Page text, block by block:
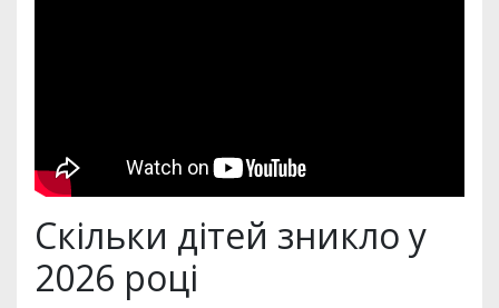
Скільки дітей зникло у
2026 році